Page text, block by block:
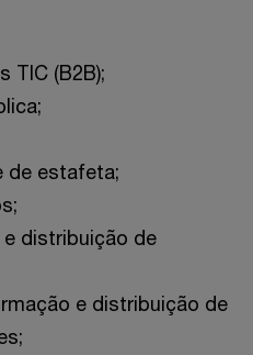
TIC (B2B);
de estafeta;
distribuição de
e distribuição de